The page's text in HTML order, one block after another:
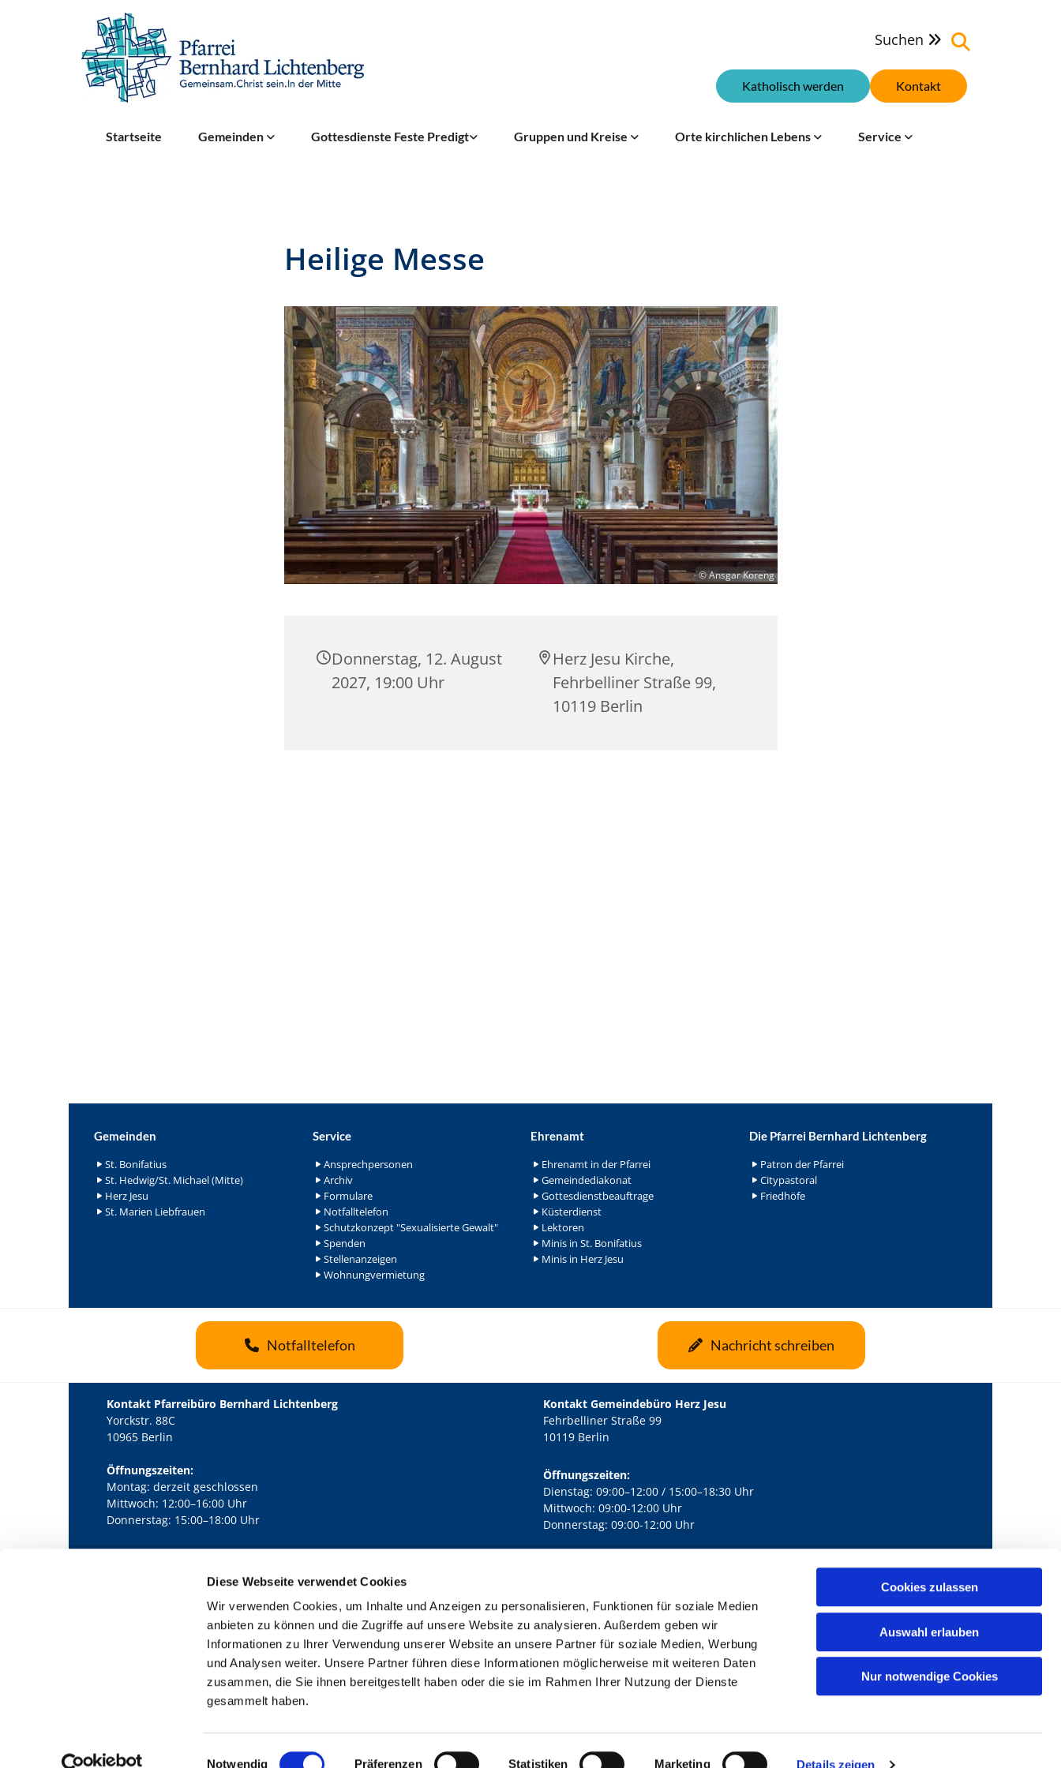
Diese Webseite verwendet Cookies
Wir verwenden Cookies, um Inhalte und Anzeigen zu personalisieren, Funktionen für soziale Medien
anbieten zu können und die Zugriffe auf unsere Website zu analysieren. Außerdem geben wir
Informationen zu Ihrer Verwendung unserer Website an unsere Partner für soziale Medien, Werbung
und Analysen weiter. Unsere Partner führen diese Informationen möglicherweise mit weiteren Daten
zusammen, die Sie ihnen bereitgestellt haben oder die sie im Rahmen Ihrer Nutzung der Dienste
gesammelt haben.
Notwendig Präferenzen Statistiken Marketing Details zeigen
Cookies zulassen
Auswahl erlauben
Nur notwendige Cookies
Suchen 
Kontakt
Katholisch werden
Startseite Gemeinden Gottesdienste Feste Predigt Gruppen und Kreise Orte kirchlichen Lebens Service
Heilige Messe
© Ansgar Koreng
Donnerstag, 12. August
2027, 19:00 Uhr
Herz Jesu Kirche,
Fehrbelliner Straße 99,
10119 Berlin
Gemeinden
St. Bonifatius
St. Hedwig/St. Michael (Mitte)
Herz Jesu
St. Marien Liebfrauen
Service
Ansprechpersonen
Archiv
Formulare
Notfalltelefon
Schutzkonzept "Sexualisierte Gewalt"
Spenden
Stellenanzeigen
Wohnungvermietung
Ehrenamt
Ehrenamt in der Pfarrei
Gemeindediakonat
Gottesdienstbeauftrage
Küsterdienst
Lektoren
Minis in St. Bonifatius
Minis in Herz Jesu
Die Pfarrei Bernhard Lichtenberg
Patron der Pfarrei
Citypastoral
Friedhöfe
Notfalltelefon Nachricht schreiben
Kontakt Pfarreibüro Bernhard Lichtenberg
Yorckstr. 88C
10965 Berlin
Öffnungszeiten:
Montag: derzeit geschlossen
Mittwoch: 12:00–16:00 Uhr
Donnerstag: 15:00–18:00 Uhr
Kontakt Gemeindebüro Herz Jesu
Fehrbelliner Straße 99
10119 Berlin
Öffnungszeiten:
Dienstag: 09:00–12:00 / 15:00–18:30 Uhr
Mittwoch: 09:00-12:00 Uhr
Donnerstag: 09:00-12:00 Uhr
Kath. Kirchengemeinde Pfarrei Bernhard Lichtenberg Berlin-Mitte · Yorckstr. 88C, 10965 Berlin mail@bernhard-lichtenberg.berlin
Kontaktinformationen Impressum